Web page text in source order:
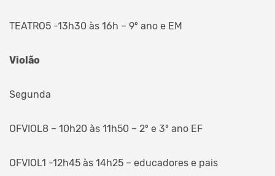
TEATRO5 -13h30 às 16h – 9º ano e EM
Violão
Segunda
OFVIOL8 – 10h20 às 11h50 – 2º e 3º ano EF
OFVIOL1 -12h45 às 14h25 – educadores e pais